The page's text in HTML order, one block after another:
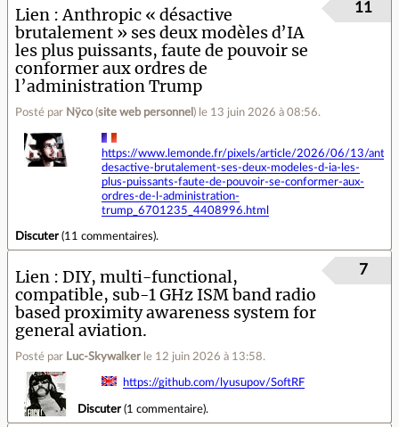
Lien
Anthropic « désactive
brutalement » ses deux modèles d’IA
les plus puissants, faute de pouvoir se
conformer aux ordres de
l’administration Trump
Posté par Nÿco(site web personnel ) le 13 juin 2026 à 08:56.
11
https://www.lemonde.fr/pixels/article/2026/06/13/
desactive-brutalement-ses-deux-modeles-d-ia-les-
plus-puissants-faute-de-pouvoir-se-conformer-aux-
ordres-de-l-administration-
trump_6701235_4408996.html
Discuter(11 commentaires).
Lien
DIY, multi-functional,
compatible, sub-1 GHz ISM band radio
based proximity awareness system for
general aviation.
Posté par Luc-Skywalker le 12 juin 2026 à 13:58.
7
https://github.com/lyusupov/SoftRF
Discuter(1 commentaire).